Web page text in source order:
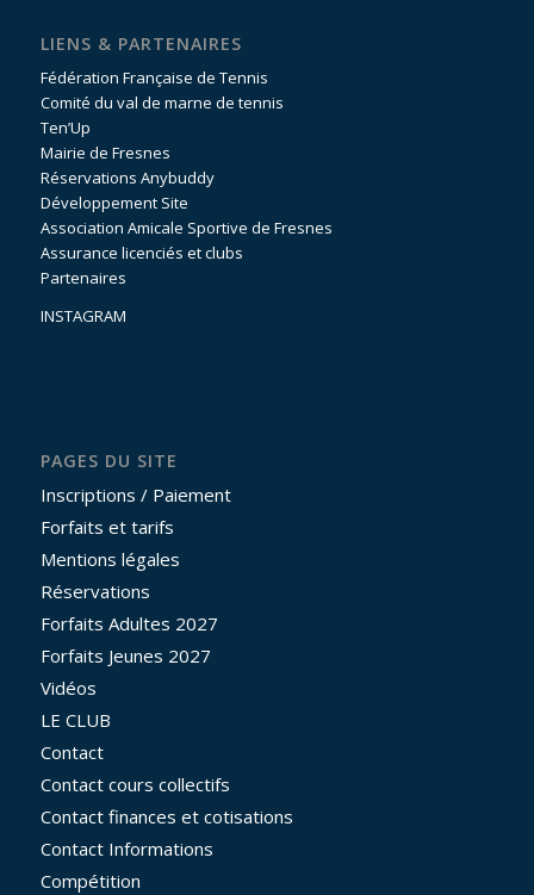
LIENS & PARTENAIRES
Fédération Française de Tennis
Comité du val de marne de tennis
Ten’Up
Mairie de Fresnes
Réservations Anybuddy
Développement Site
Association Amicale Sportive de Fresnes
Assurance licenciés et clubs
Partenaires
INSTAGRAM
PAGES DU SITE
Inscriptions / Paiement
Forfaits et tarifs
Mentions légales
Réservations
Forfaits Adultes 2027
Forfaits Jeunes 2027
Vidéos
LE CLUB
Contact
Contact cours collectifs
Contact finances et cotisations
Contact Informations
Compétition